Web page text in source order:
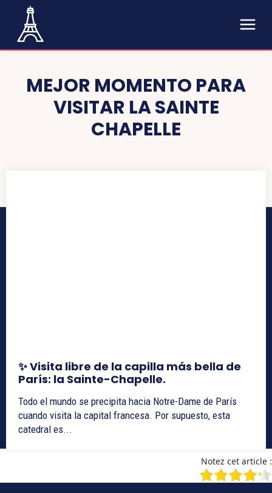
MEJOR MOMENTO PARA
VISITAR LA SAINTE
CHAPELLE
✨ Visita libre de la capilla más bella de
París: la Sainte-Chapelle.
Todo el mundo se precipita hacia Notre-Dame de París
cuando visita la capital francesa. Por supuesto, esta
catedral es...
Notez cet article :